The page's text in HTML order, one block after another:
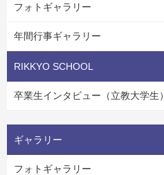
フォトギャラリー
年間行事ギャラリー
RIKKYO SCHOOL
卒業生インタビュー（立教大学生）
ギャラリー
フォトギャラリー